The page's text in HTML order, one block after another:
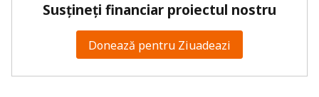
Susțineți financiar proiectul nostru
Donează pentru Ziuadeazi